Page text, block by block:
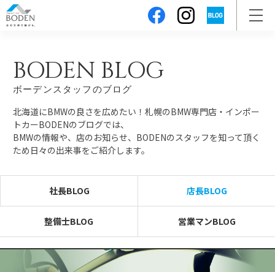
BODEN BLOG
ボーデンスタッフのブログ
北海道にBMWの良さを広めたい！札幌のBMW専門店・インポー
トカーBODENのブログでは、
BMWの情報や、店のお知らせ、BODENのスタッフを知って頂く
ため日々の出来事をご紹介します。
社長BLOG 店長BLOG
整備士BLOG 営業マンBLOG